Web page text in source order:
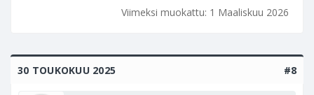
Viimeksi muokattu: 1 Maaliskuu 2026
30 TOUKOKUU 2025 #8